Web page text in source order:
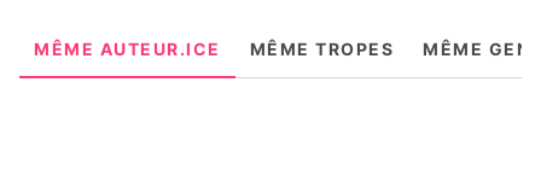
MÊME AUTEUR.ICE MÊME TROPES MÊME